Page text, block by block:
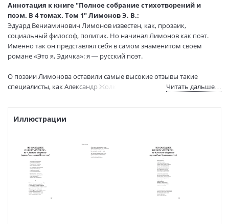
Тип обложки:
Твердый переплет (ткань)
Формат:
70х100 1/16
Размеры в мм
(ДхШхВ):
240x175x32
Вес:
940 гр.
Тираж:
2500 экз.
Код товара:
50062010
ISBN:
Аннотация к книге "Полное собрание стихотворений и
поэм. В 4 томах. Том 1" Лимонов Э. В.:
Эдуард Вениаминович Лимонов известен, как, прозаик,
социальный философ, политик. Но начинал Лимонов как поэт.
Именно так он представлял себя в самом знаменитом своём
романе «Это я, Эдичка»: я — русский поэт.
О поэзии Лимонова оставили самые высокие отзывы такие
специалисты, как Александр Жолковский или Иосиф Бродский.
национальной и мировой словесности ещё будет осмысливаться.
своей жизни, Лимонов оставил огромное поэтическое наследие.
До сих пор даже не предпринимались попытки собрать и
классифицировать его.
Данный том открывает первое уникальное собрание поэзии
Читать дальше…
Иллюстрации